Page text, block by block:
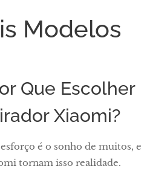
Modelos
Que Escolher
Xiaomi?
é o sonho de muitos, e
tornam isso realidade.